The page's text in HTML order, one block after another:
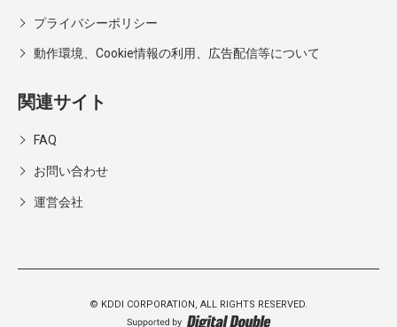
プライバシーポリシー
動作環境、Cookie情報の利用、広告配信等について
関連サイト
FAQ
お問い合わせ
運営会社
© KDDI CORPORATION, ALL RIGHTS RESERVED.